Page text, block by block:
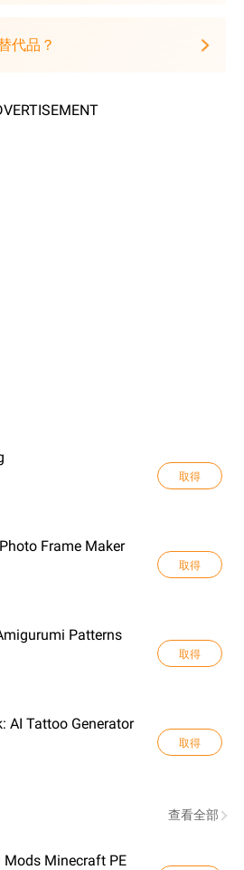
代品？
取得
Frame Maker
取得
Patterns
取得
AI Tattoo Generator
取得
查看全部
Mods Minecraft PE